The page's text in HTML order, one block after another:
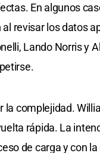
En algunos
revisar los datos
Lando Norris y
la complejidad.
rápida. La
de carga y con